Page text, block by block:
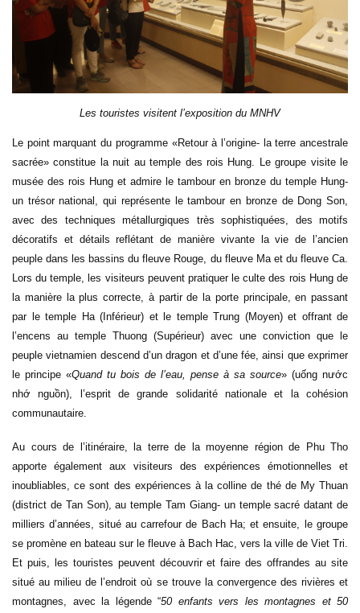
Les touristes visitent l’exposition du MNHV
Le point marquant du programme «Retour à l’origine- la terre ancestrale
sacrée» constitue la nuit au temple des rois Hung. Le groupe visite le
musée des rois Hung et admire le tambour en bronze du temple Hung-
un trésor national, qui représente le tambour en bronze de Dong Son,
avec des techniques métallurgiques très sophistiquées, des motifs
décoratifs et détails reflétant de manière vivante la vie de l’ancien
peuple dans les bassins du fleuve Rouge, du fleuve Ma et du fleuve Ca.
Lors du temple, les visiteurs peuvent pratiquer le culte des rois Hung de
la manière la plus correcte, à partir de la porte principale, en passant
par le temple Ha (Inférieur) et le temple Trung (Moyen) et offrant de
l’encens au temple Thuong (Supérieur) avec une conviction que le
peuple vietnamien descend d’un dragon et d’une fée, ainsi que exprimer
le principe «Quand tu bois de l’eau, pense à sa source» (uống nước
nhớ nguồn), l’esprit de grande solidarité nationale et la cohésion
communautaire.
Au cours de l’itinéraire, la terre de la moyenne région de Phu Tho
apporte également aux visiteurs des expériences émotionnelles et
inoubliables, ce sont des expériences à la colline de thé de My Thuan
(district de Tan Son), au temple Tam Giang- un temple sacré datant de
milliers d’années, situé au carrefour de Bach Ha; et ensuite, le groupe
se promène en bateau sur le fleuve à Bach Hac, vers la ville de Viet Tri.
Et puis, les touristes peuvent découvrir et faire des offrandes au site
situé au milieu de l’endroit où se trouve la convergence des rivières et
montagnes, avec la légende “50 enfants vers les montagnes et 50